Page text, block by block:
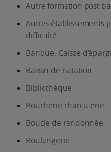
Autre formation post
Autres établissements
difficulté
Banque, Caisse
Bassin de natation
Bibliothèque
Boucherie charcuterie
Boucle de randonnée
Boulangerie